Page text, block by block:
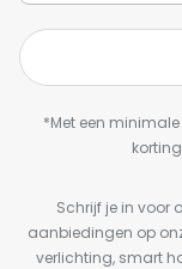
*Met een
Schrijf je in voor
aanbiedingen op
verlichting, smart